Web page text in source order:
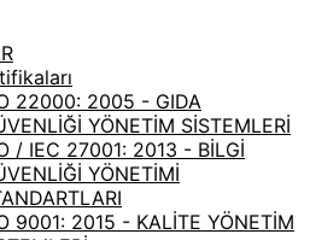
22000: 2005 - GIDA
YÖNETİM SİSTEMLERİ
/ IEC 27001: 2013 - BİLGİ
YÖNETİMİ
9001: 2015 - KALİTE YÖNETİM